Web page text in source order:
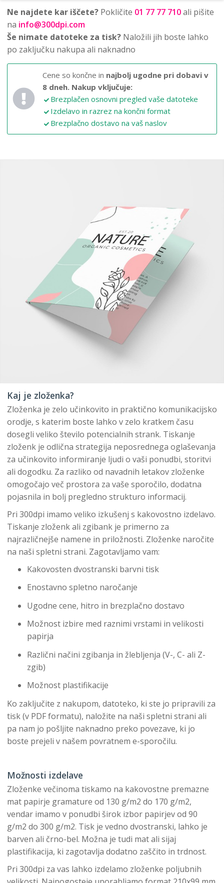
Ne najdete kar iščete? Pokličite 01 77 77 710ali pišite
na info@300dpi.com
Še nimate datoteke za tisk? Naložili jih boste lahko
po zaključku nakupa ali naknadno
Cene so končne in najbolj ugodne pri dobavi v
8 dneh. Nakup vključuje:
Brezplačen osnovni pregled vaše datoteke
Izdelavo in razrez na končni format
Brezplačno dostavo na vaš naslov
Kaj je zloženka?
Zloženka je zelo učinkovito in praktično komunikacijsko
orodje, s katerim boste lahko v zelo kratkem času
dosegli veliko število potencialnih strank. Tiskanje
zloženk je odlična strategija neposrednega oglaševanja
za učinkovito informiranje ljudi o vaši ponudbi, storitvi
ali dogodku. Za razliko od navadnih letakov zloženke
omogočajo več prostora za vaše sporočilo, dodatna
pojasnila in bolj pregledno strukturo informacij.
Pri 300dpi imamo veliko izkušenj s kakovostno izdelavo.
Tiskanje zloženk ali zgibank je primerno za
najrazličnejše namene in priložnosti. Zloženke naročite
na naši spletni strani. Zagotavljamo vam:
Kakovosten dvostranski barvni tisk
Enostavno spletno naročanje
Ugodne cene, hitro in brezplačno dostavo
Možnost izbire med raznimi vrstami in velikosti
papirja
Različni načini zgibanja in žlebljenja (V-, C- ali Z-
zgib)
Možnost plastifikacije
Ko zaključite z nakupom, datoteko, ki ste jo pripravili za
tisk (v PDF formatu), naložite na naši spletni strani ali
pa nam jo pošljite naknadno preko povezave, ki jo
boste prejeli v našem povratnem e-sporočilu.
Možnosti izdelave
Zloženke večinoma tiskamo na kakovostne premazne
mat papirje gramature od 130 g/m2 do 170 g/m2,
vendar imamo v ponudbi širok izbor papirjev od 90
g/m2 do 300 g/m2. Tisk je vedno dvostranski, lahko je
barven ali črno-bel. Možna je tudi mat ali sijaj
plastifikacija, ki zagotavlja dodatno zaščito in trdnost.
Pri 300dpi za vas lahko izdelamo zloženke poljubnih